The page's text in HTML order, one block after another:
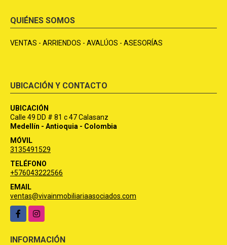
QUIÉNES SOMOS
VENTAS - ARRIENDOS - AVALÚOS - ASESORÍAS
UBICACIÓN Y CONTACTO
UBICACIÓN
Calle 49 DD # 81 c 47 Calasanz
Medellín - Antioquia - Colombia
MÓVIL
3135491529
TELÉFONO
+576043222566
EMAIL
ventas@vivainmobiliariaasociados.com
FacebookInstagram
INFORMACIÓN